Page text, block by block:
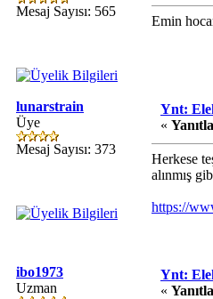
Mesaj Sayısı: 565
Emin
lunarstrain
Üye
Mesaj Sayısı: 373
Ynt:
«
Herkese
alınmış
https://
ibo1973
Uzman
Ynt:
«